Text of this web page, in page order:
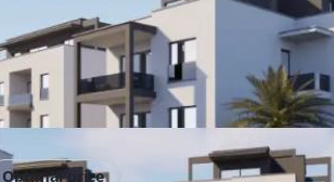
Optimal price